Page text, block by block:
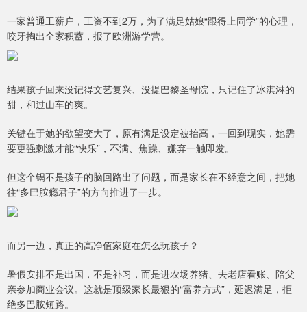
一家普通工薪户，工资不到2万，为了满足姑娘“跟得上同学”的心理，
咬牙掏出全家积蓄，报了欧洲游学营。
结果孩子回来没记得文艺复兴、没提巴黎圣母院，只记住了冰淇淋的
甜，和过山车的爽。
关键在于她的欲望变大了，原有满足设定被抬高，一回到现实，她需
要更强刺激才能“快乐”，不满、焦躁、嫌弃一触即发。
但这个锅不是孩子的脑回路出了问题，而是家长在不经意之间，把她
往“多巴胺瘾君子”的方向推进了一步。
而另一边，真正的高净值家庭在怎么玩孩子？
暑假安排不是出国，不是补习，而是进农场养猪、去老店看账、陪父
亲参加商业会议。这就是顶级家长最狠的“富养方式”，延迟满足，拒
绝多巴胺短路。